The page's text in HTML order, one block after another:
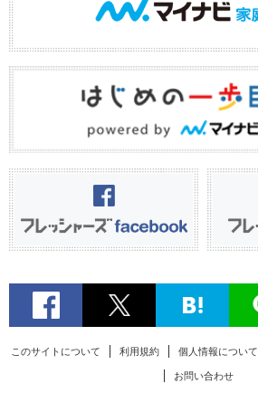
このサイトについて 利用規約 個人情報について
お問い合わせ